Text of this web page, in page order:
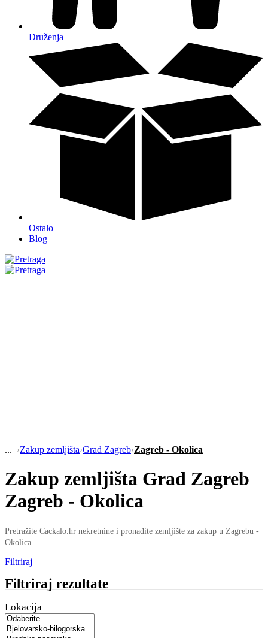
Druženja
Ostalo
Blog
›Zakup zemljišta›Grad Zagreb›Zagreb - Okolica
Zakup zemljišta Grad Zagreb
Zagreb - Okolica
Pretražite Cackalo.hr nekretnine i pronađite zemljište za zakup u Zagrebu -
Okolica.
Filtriraj
Filtriraj rezultate
Lokacija